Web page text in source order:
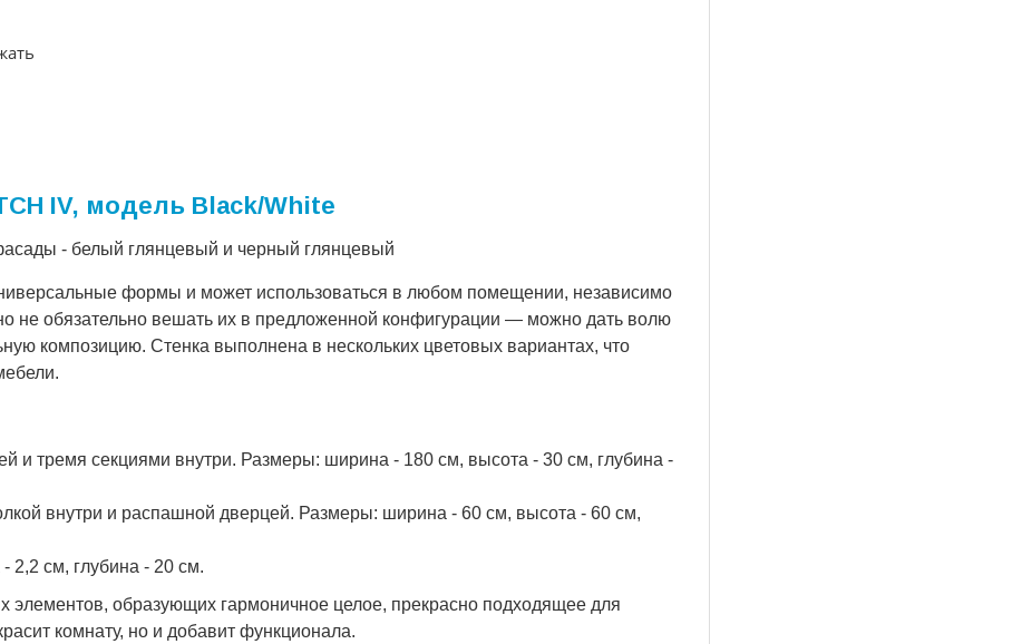
IV, модель Black/White
- белый глянцевый и черный глянцевый
формы и может использоваться в любом помещении, независимо
не обязательно вешать их в предложенной конфигурации — можно дать волю
композицию. Стенка выполнена в нескольких цветовых вариантах, что
и тремя секциями внутри. Размеры: ширина - 180 см, высота - 30 см, глубина -
внутри и распашной дверцей. Размеры: ширина - 60 см, высота - 60 см,
2,2 см, глубина - 20 см.
элементов, образующих гармоничное целое, прекрасно подходящее для
комнату, но и добавит функционала.